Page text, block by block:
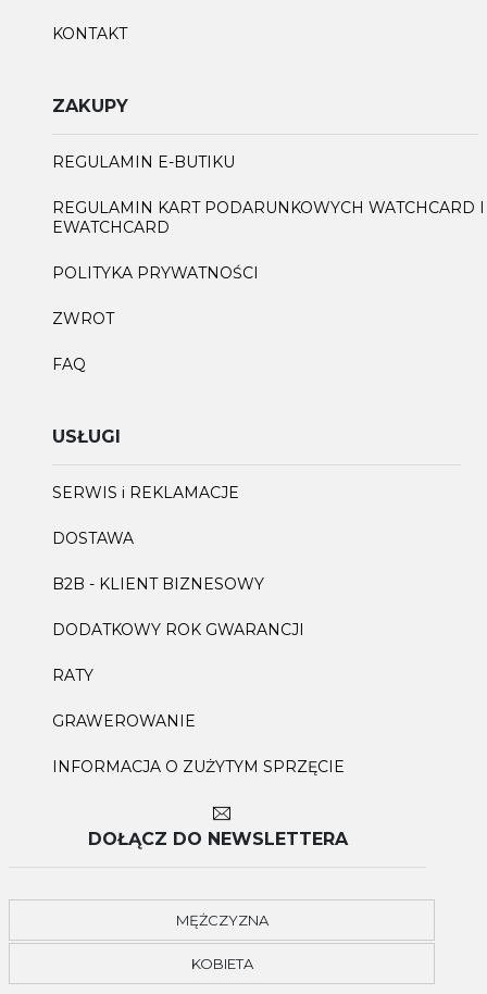
KONTAKT
ZAKUPY
REGULAMIN E-BUTIKU
REGULAMIN KART PODARUNKOWYCH WATCHCARD I
EWATCHCARD
POLITYKA PRYWATNOŚCI
ZWROT
FAQ
USŁUGI
SERWIS i REKLAMACJE
DOSTAWA
B2B - KLIENT BIZNESOWY
DODATKOWY ROK GWARANCJI
RATY
GRAWEROWANIE
INFORMACJA O ZUŻYTYM SPRZĘCIE
DOŁĄCZ DO NEWSLETTERA
MĘŻCZYZNA
KOBIETA